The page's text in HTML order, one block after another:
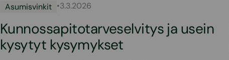
Asumisvinkit •3.3.2026
Kunnossapitotarveselvitys ja usein
kysytyt kysymykset